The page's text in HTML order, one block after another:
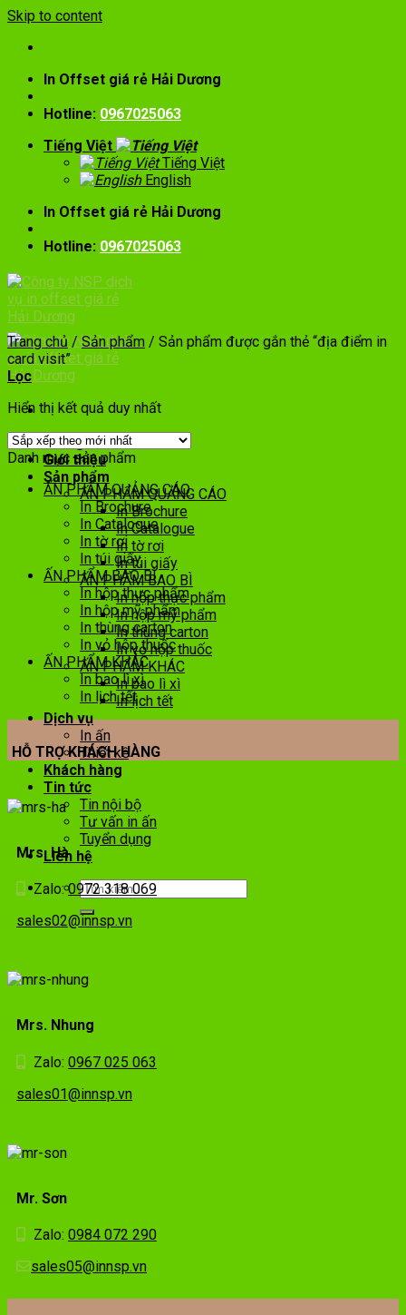
Skip to content
In Offset giá rẻ Hải Dương
Hotline: 0967025063
Tiếng Việt
Tiếng Việt
English
In Offset giá rẻ Hải Dương
Hotline: 0967025063
Trang chủ
Giới thiệu
Sản phẩm
ẤN PHẨM QUẢNG CÁO
In Brochure
In Catalogue
In tờ rơi
In túi giấy
ẤN PHẨM BAO BÌ
In hộp thực phẩm
In hộp mỹ phẩm
In thùng carton
In vỏ hộp thuốc
ẤN PHẨM KHÁC
In bao lì xì
In lịch tết
Dịch vụ
In ấn
Thiết kế
Khách hàng
Tin tức
Tin nội bộ
Tư vấn in ấn
Tuyển dụng
Liên hệ
Trang chủ / Sản phẩm / Sản phẩm được gắn thẻ “địa điểm in
card visit”
Lọc
Hiển thị kết quả duy nhất
Danh mục sản phẩm
ẤN PHẨM QUẢNG CÁO
In Brochure
In Catalogue
In tờ rơi
In túi giấy
ẤN PHẨM BAO BÌ
In hộp thực phẩm
In hộp mỹ phẩm
In thùng carton
In vỏ hộp thuốc
ẤN PHẨM KHÁC
In bao lì xì
In lịch tết
HỖ TRỢ KHÁCH HÀNG
Mrs. Hà
Zalo:0972 318 069
sales02@innsp.vn
Mrs. Nhung
Zalo: 0967 025 063
sales01@innsp.vn
Mr. Sơn
Zalo: 0984 072 290
sales05@innsp.vn